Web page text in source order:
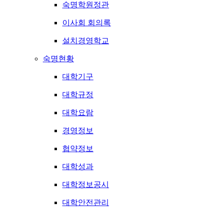
숙명학원정관
이사회 회의록
설치경영학교
숙명현황
대학기구
대학규정
대학요람
경영정보
협약정보
대학성과
대학정보공시
대학안전관리